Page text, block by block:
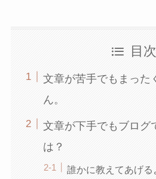
目次
文章が苦手でもまった
ん。
文章が下手でもブログ
は？
誰かに教えてあげ